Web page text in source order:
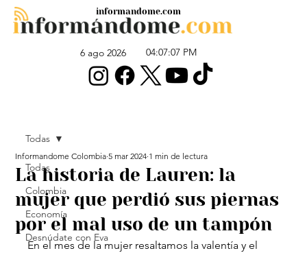
6 ago 2026 04:07:07 PM
informandome.com
Todas
Colombia
Economía
Desnúdate con Eva
Todas
La historia de Lauren: la
mujer que perdió sus piernas
por el mal uso de un tampón
Informandome Colombia 5 mar 2024 1 min de lectura
En el mes de la mujer resaltamos la valentía y el